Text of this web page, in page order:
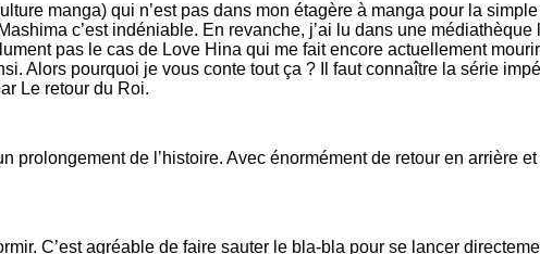
manga) qui n’est pas dans mon étagère à manga pour la
c’est indéniable. En revanche, j’ai lu dans une
pas le cas de Love Hina qui me fait encore actuellement
Alors pourquoi je vous conte tout ça ? Il faut connaître la série
Le retour du Roi.
de l’histoire. Avec énormément de retour en arrière
C’est agréable de faire sauter le bla-bla pour se lancer